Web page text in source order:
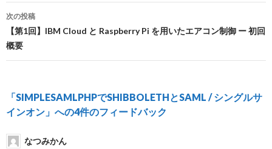
ナ
ビ
ゲ
シ
ョ
ン
次の投稿
【第1回】IBM Cloud と Raspberry Pi を用いたエアコン制御 ー 初回
概要
「SIMPLESAMLPHPでSHIBBOLETHとSAML / シングルサ
インオン」への4件のフィードバック
なつみかん